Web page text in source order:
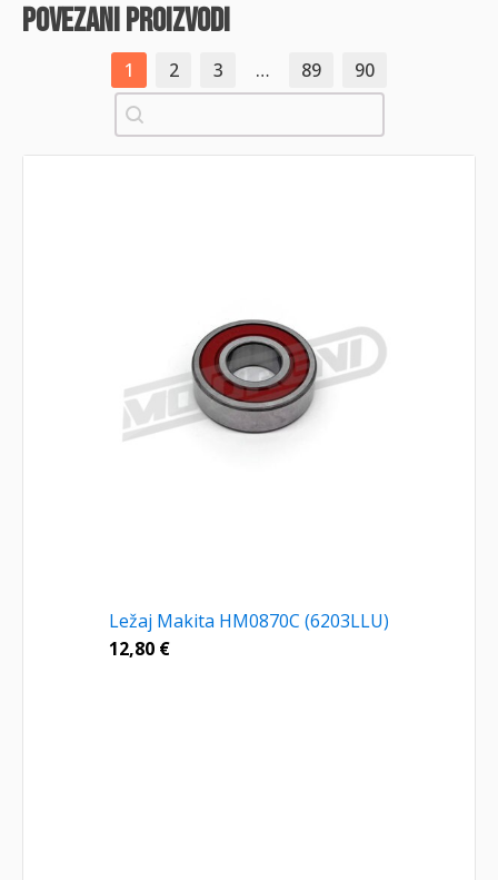
povezani proizvodi
1 2 3 … 89
90
Pretraži
Ležaj Makita HM0870C (6203LLU)
12,80 €